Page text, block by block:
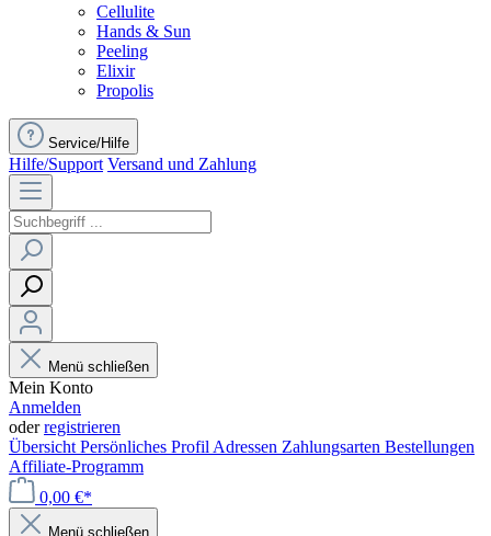
Cellulite
Hands & Sun
Peeling
Elixir
Propolis
Service/Hilfe
Hilfe/Support Versand und Zahlung
Menü schließen
Mein Konto
Anmelden
oderregistrieren
Übersicht Persönliches Profil Adressen Zahlungsarten Bestellungen
Affiliate-Programm
0,00 €*
Menü schließen